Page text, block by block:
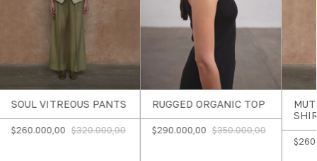
SOUL VITREOUS PANTS
$260.000,00 $320.000,00
RUGGED ORGANIC TOP
$290.000,00 $350.000,00